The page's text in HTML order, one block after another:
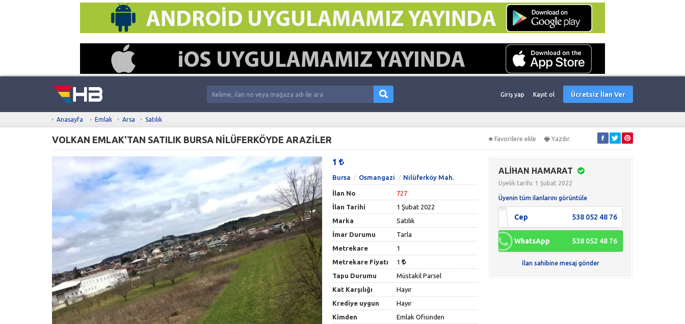
Giriş yap Kayıt ol Ücretsiz İlan Ver
Anasayfa Emlak Arsa Satılık
VOLKAN EMLAK'TAN SATILIK BURSA NİLÜFERKÖYDE ARAZİLER Favorilere ekle Yazdır
1
Bursa Osmangazi Nilüferköy Mah.
İlan No
727
İlan Tarihi
1 Şubat 2022
Marka
Satılık
İmar Durumu
Tarla
Metrekare
1
Metrekare Fiyatı
1
Tapu Durumu
Müstakil Parsel
Kat Karşılığı
Hayır
Krediye uygun
Hayır
Kimden
Emlak Ofisinden
ALİHAN HAMARAT
Üyelik tarihi: 1 Şubat 2022
Üyenin tüm ilanlarını görüntüle
Cep 538 052 48 76
WhatsApp 538 052 48 76
İlan sahibine mesaj gönder